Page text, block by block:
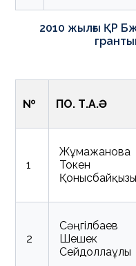
2010 жылғы ҚР
№ ПОҚ. Т.А.Ә
1
Жұмажанова
Токен
Қонысбайқызы
2
Сәңгілбаев
Шешек
Сейдоллаұлы